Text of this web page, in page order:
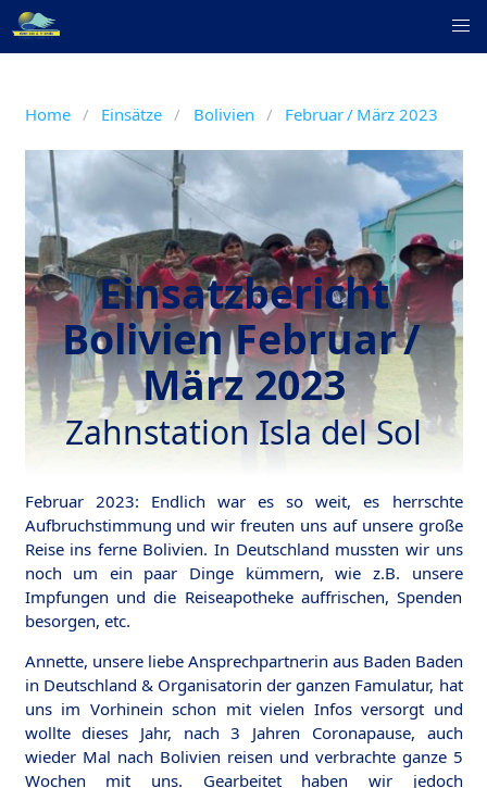
Home Einsätze Bolivien Februar / März 2023
Einsatzbericht
Bolivien Februar /
März 2023
Zahnstation Isla del Sol
Februar 2023: Endlich war es so weit, es herrschte
Aufbruchstimmung und wir freuten uns auf unsere große
Reise ins ferne Bolivien. In Deutschland mussten wir uns
noch um ein paar Dinge kümmern, wie z.B. unsere
Impfungen und die Reiseapotheke auffrischen, Spenden
besorgen, etc.
Annette, unsere liebe Ansprechpartnerin aus Baden Baden
in Deutschland & Organisatorin der ganzen Famulatur, hat
uns im Vorhinein schon mit vielen Infos versorgt und
wollte dieses Jahr, nach 3 Jahren Coronapause, auch
wieder Mal nach Bolivien reisen und verbrachte ganze 5
Wochen mit uns. Gearbeitet haben wir jedoch